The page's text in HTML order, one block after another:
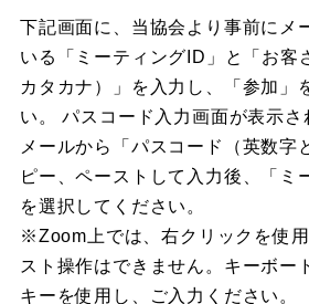
下記画面に、当協会より事前にメ
いる「ミーティングID」と「お客
カタカナ）」を入力し、「参加」
い。 パスコード入力画面が表示さ
メールから「パスコード（英数字
ピー、ペーストして入力後、「ミ
を選択してください。
※Zoom上では、右クリックを使
スト操作はできません。キーボー
キーを使用し、ご入力ください。